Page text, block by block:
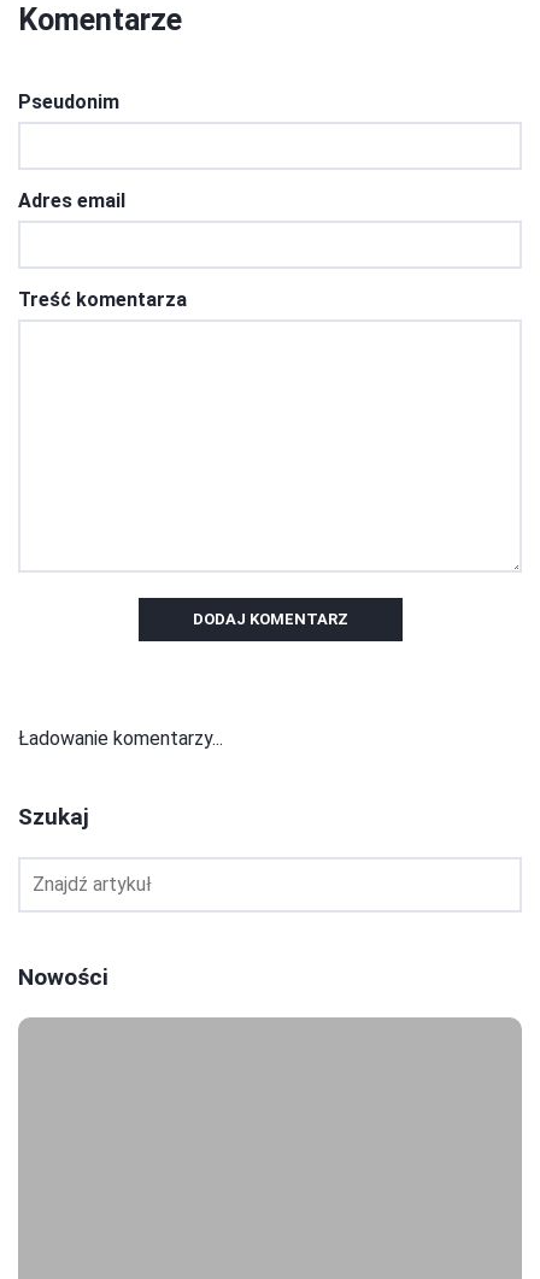
Komentarze
Pseudonim
Adres email
Treść komentarza
DODAJ KOMENTARZ
Ładowanie komentarzy...
Szukaj
Nowości